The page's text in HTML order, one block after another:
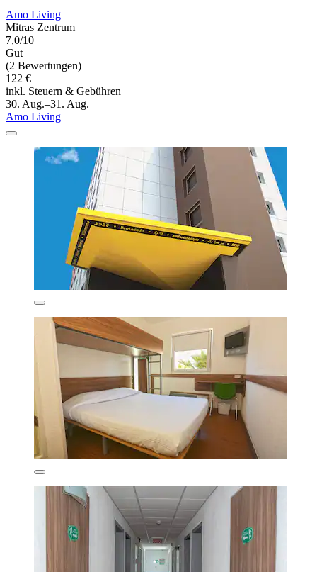
Amo Living
Mitras Zentrum
7,0/10
Gut
(2 Bewertungen)
122 €
inkl. Steuern & Gebühren
30. Aug.–31. Aug.
Amo Living